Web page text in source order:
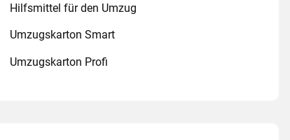
Hilfsmittel für den Umzug
Umzugskarton Smart
Umzugskarton Profi